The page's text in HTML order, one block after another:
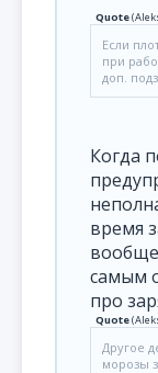
Quote(
Если
при
доп.
Когда
время
самым
про
Quote(
Другое
морозы